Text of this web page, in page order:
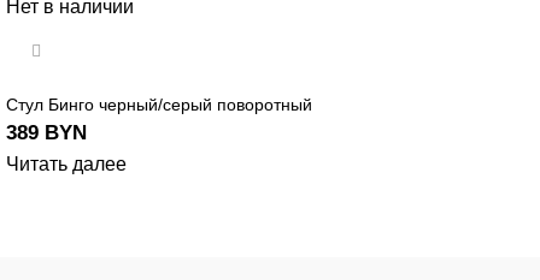
Нет в наличии
Стул Бинго черный/серый поворотный
389 BYN
Читать далее